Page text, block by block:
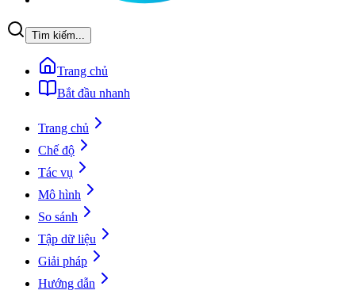
Tìm kiếm...
Trang chủ
Bắt đầu nhanh
Trang chủ
Chế độ
Tác vụ
Mô hình
So sánh
Tập dữ liệu
Giải pháp
Hướng dẫn